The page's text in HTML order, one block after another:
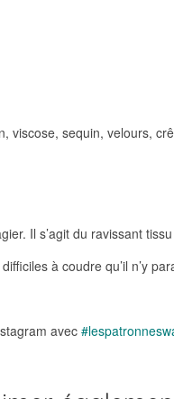
viscose, sequin, velours,
Il s’agit du ravissant
à coudre qu’il n’y
avec